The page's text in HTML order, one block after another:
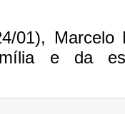
01), Marcelo
e da